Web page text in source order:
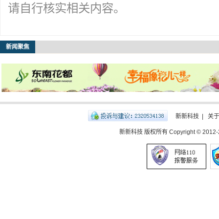
请自行核实相关内容。
新闻聚焦
新新科技 | 关于
新新科技 版权所有 Copyright © 2012-